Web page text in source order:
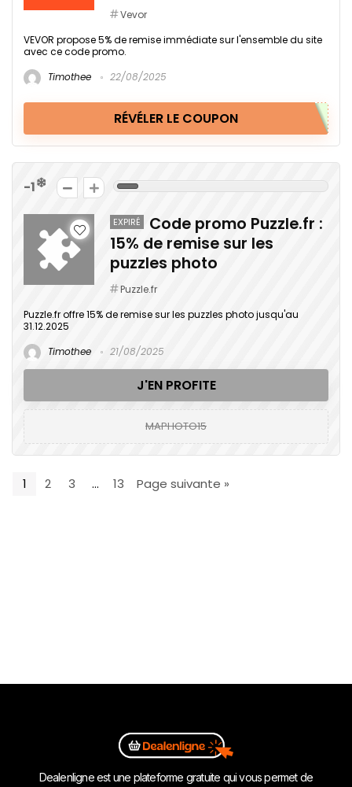
Vevor
VEVOR propose 5% de remise immédiate sur l'ensemble du site
avec ce code promo.
Timothee
22/08/2025
RÉVÉLER LE COUPON
-1
EXPIRÉ
Code promo Puzzle.fr :
15% de remise sur les
puzzles photo
Puzzle.fr
Puzzle.fr offre 15% de remise sur les puzzles photo jusqu'au
31.12.2025
Timothee
21/08/2025
J'EN PROFITE
MAPHOTO15
1 2 3 … 13 Page suivante »
Dealenligne est une plateforme gratuite qui vous permet de